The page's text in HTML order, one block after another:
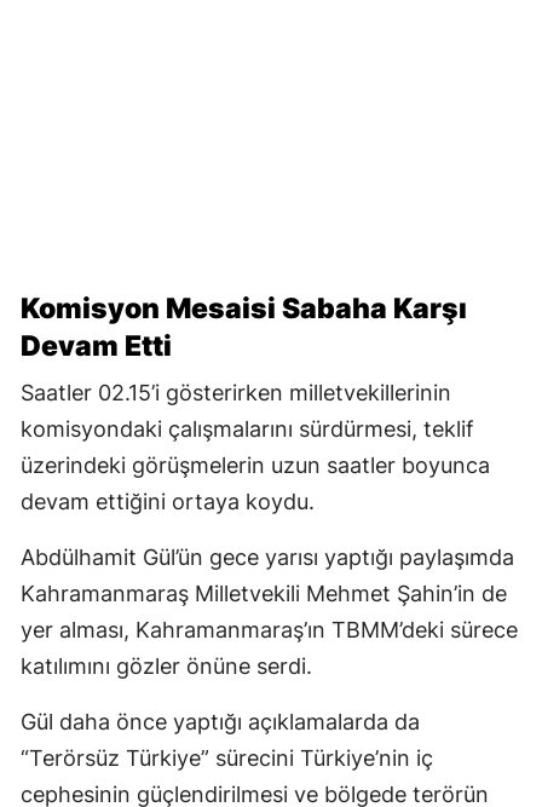
Komisyon Mesaisi Sabaha Karşı
Devam Etti
Saatler 02.15’i gösterirken milletvekillerinin
komisyondaki çalışmalarını sürdürmesi, teklif
üzerindeki görüşmelerin uzun saatler boyunca
devam ettiğini ortaya koydu.
Abdülhamit Gül’ün gece yarısı yaptığı paylaşımda
Kahramanmaraş Milletvekili Mehmet Şahin’in de
yer alması, Kahramanmaraş’ın TBMM’deki sürece
katılımını gözler önüne serdi.
Gül daha önce yaptığı açıklamalarda da
“Terörsüz Türkiye” sürecini Türkiye’nin iç
cephesinin güçlendirilmesi ve bölgede terörün